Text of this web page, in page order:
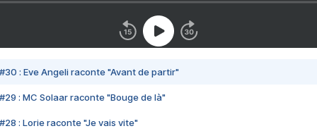
#30 : Eve Angeli raconte "Avant de partir"
#29 : MC Solaar raconte "Bouge de là"
#28 : Lorie raconte "Je vais vite"